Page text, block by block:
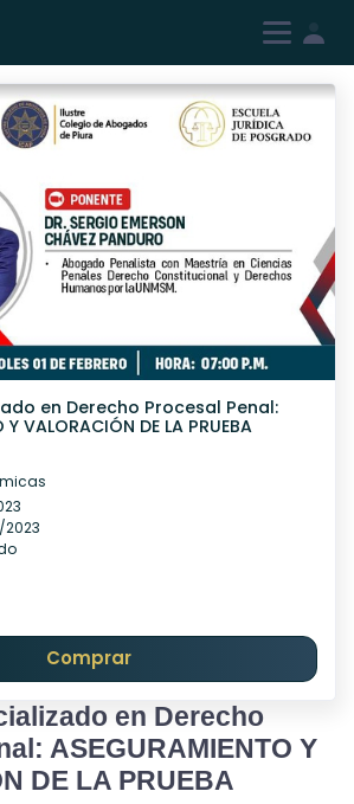
Registrarme
en Derecho Procesal Penal:
Y VALORACIÓN DE LA PRUEBA
Comprar
en Derecho
ASEGURAMIENTO Y
DE LA PRUEBA